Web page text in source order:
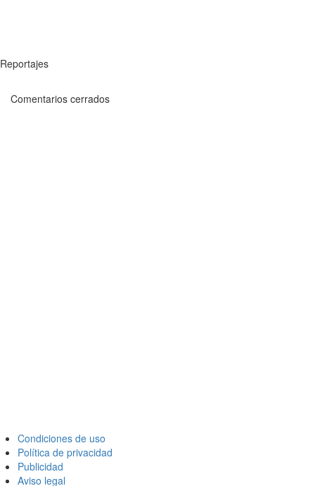
Reportajes
Comentarios cerrados
Condiciones de uso
Política de privacidad
Publicidad
Aviso legal